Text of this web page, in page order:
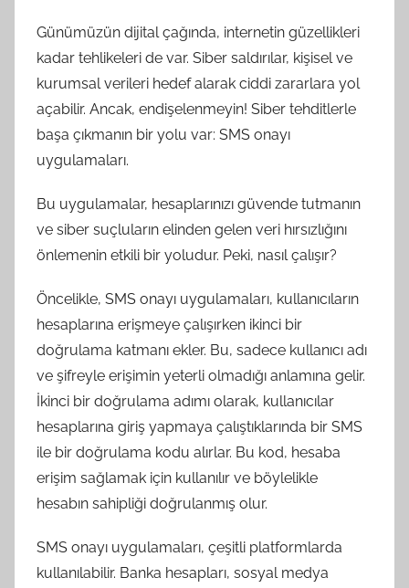
Günümüzün dijital çağında, internetin güzellikleri
kadar tehlikeleri de var. Siber saldırılar, kişisel ve
kurumsal verileri hedef alarak ciddi zararlara yol
açabilir. Ancak, endişelenmeyin! Siber tehditlerle
başa çıkmanın bir yolu var: SMS onayı
uygulamaları.
Bu uygulamalar, hesaplarınızı güvende tutmanın
ve siber suçluların elinden gelen veri hırsızlığını
önlemenin etkili bir yoludur. Peki, nasıl çalışır?
Öncelikle, SMS onayı uygulamaları, kullanıcıların
hesaplarına erişmeye çalışırken ikinci bir
doğrulama katmanı ekler. Bu, sadece kullanıcı adı
ve şifreyle erişimin yeterli olmadığı anlamına gelir.
İkinci bir doğrulama adımı olarak, kullanıcılar
hesaplarına giriş yapmaya çalıştıklarında bir SMS
ile bir doğrulama kodu alırlar. Bu kod, hesaba
erişim sağlamak için kullanılır ve böylelikle
hesabın sahipliği doğrulanmış olur.
SMS onayı uygulamaları, çeşitli platformlarda
kullanılabilir. Banka hesapları, sosyal medya